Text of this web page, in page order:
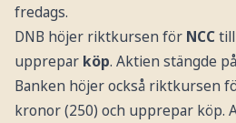
fredags.
DNB höjer riktkursen för NCCtill
upprepar köp. Aktien stängde
Banken höjer också riktkursen
kronor (250) och upprepar köp.